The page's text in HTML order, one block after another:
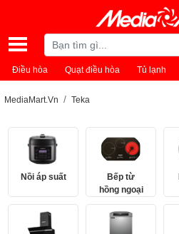
Điều hòa Quạt điều hòa Tủ lạnh
MediaMart.Vn Teka
Nồi áp suất
Bếp từ
hồng ngoại